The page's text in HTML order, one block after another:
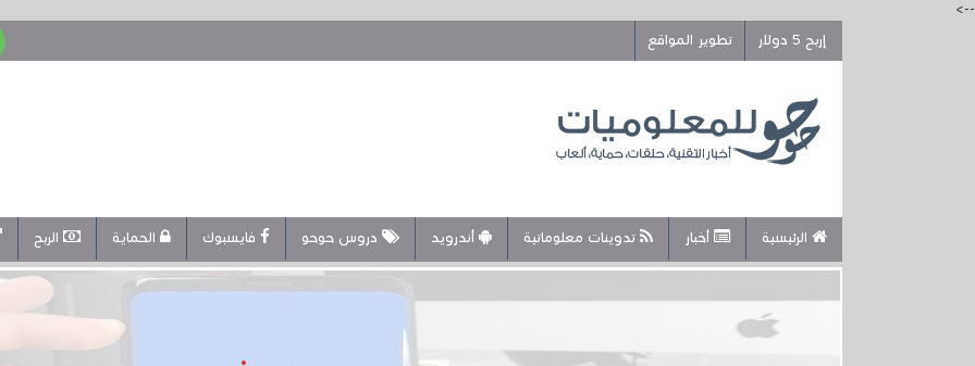
-->
إربح 5 دولار
تطوير المواقع
الرئيسية أخبار تدوينات معلوماتية أندرويد دروس حوحو فايسبوك الحماية الربح